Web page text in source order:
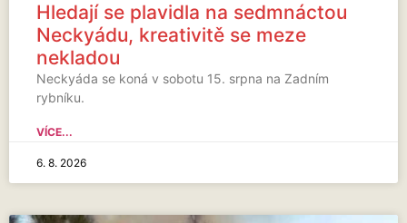
Hledají se plavidla na sedmnáctou
Neckyádu, kreativitě se meze
nekladou
Neckyáda se koná v sobotu 15. srpna na Zadním
rybníku.
VÍCE...
6. 8. 2026